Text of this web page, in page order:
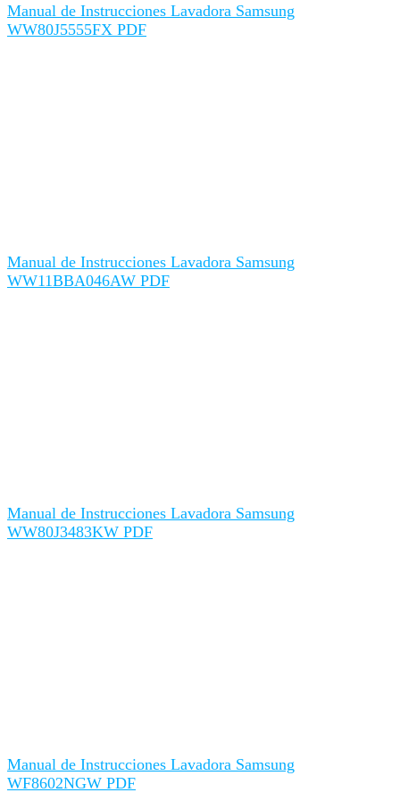
Manual de Instrucciones Lavadora Samsung
WW80J5555FX PDF
Manual de Instrucciones Lavadora Samsung
WW11BBA046AW PDF
Manual de Instrucciones Lavadora Samsung
WW80J3483KW PDF
Manual de Instrucciones Lavadora Samsung
WF8602NGW PDF